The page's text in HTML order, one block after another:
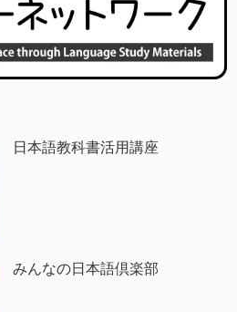
日本語教科書活用講座
みんなの日本語倶楽部